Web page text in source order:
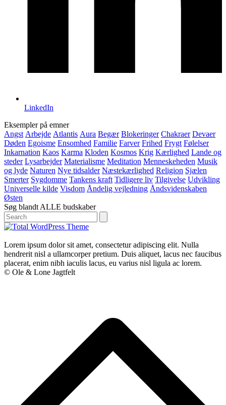
LinkedIn
Eksempler på emner
Angst Arbejde Atlantis Aura Begær Blokeringer Chakraer Devaer
Døden Egoisme Ensomhed Familie Farver Frihed Frygt Følelser
Inkarnation Kaos Karma Kloden Kosmos Krig Kærlighed Lande og
steder Lysarbejder Materialisme Meditation Menneskeheden Musik
og lyde Naturen Nye tidsalder Næstekærlighed Religion Sjælen
Smerter Sygdomme Tankens kraft Tidligere liv Tilgivelse Udvikling
Universelle kilde Visdom Åndelig vejledning Åndsvidenskaben
Østen
Søg blandt ALLE budskaber
Search
Lorem ipsum dolor sit amet, consectetur adipiscing elit. Nulla
hendrerit nisl a ullamcorper pretium. Duis aliquet, lacus nec faucibus
placerat, enim nibh iaculis lacus, eu varius nisl ligula ac lorem.
© Ole & Lone Jagtfelt